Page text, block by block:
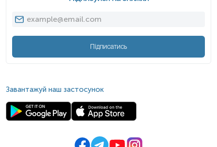
Підписатись
Завантажуй наш застосунок